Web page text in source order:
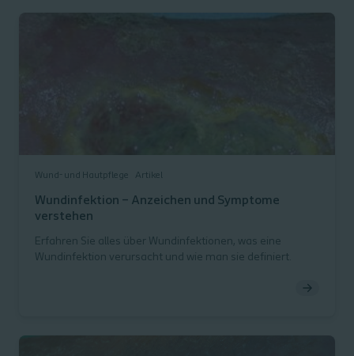
Wund- und Hautpflege Artikel
Wundinfektion – Anzeichen und Symptome
verstehen
Erfahren Sie alles über Wundinfektionen, was eine
Wundinfektion verursacht und wie man sie definiert.